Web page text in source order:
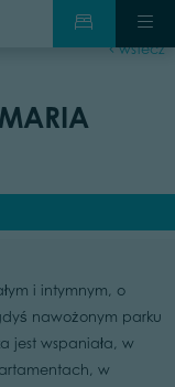
wstecz
i intymnym, o
nawożonym parku
jest wspaniała, w
w